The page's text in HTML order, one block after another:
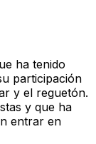
ha tenido
participación
y el reguetón.
y que ha
entrar en